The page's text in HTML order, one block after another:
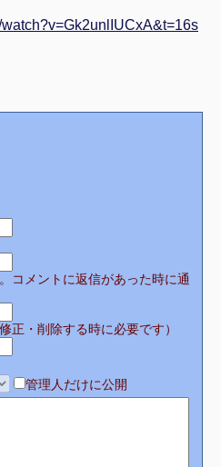
コメントに返信があった時に通
・削除する時に必要です）
管理人だけに公開